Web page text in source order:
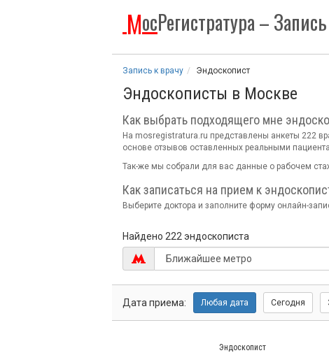
МосРегистратура–
Запись к врачу Эндоскопист
Эндоскописты в Москве
Как выбрать подходящего мне
На mosregistratura.ru представлены анкеты 222
основе отзывов оставленных реальными
Так-же мы собрали для вас данные о рабочем
Как записаться на прием к
Выберите доктора и заполните форму онлайн-
Найдено 222 эндоскописта
Дата приема: Любая дата Сегодня
Эндоскопист